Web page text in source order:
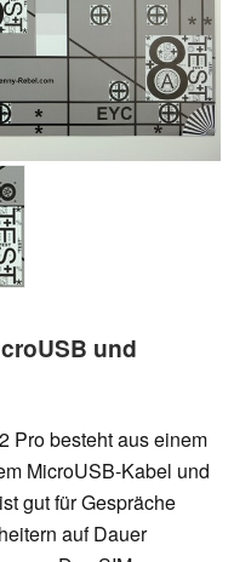
und
Pro besteht aus einem
MicroUSB-Kabel und
gut für Gespräche
auf Dauer